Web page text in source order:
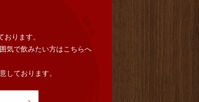
ります。
気で飲みたい方はこちらへ
しております。